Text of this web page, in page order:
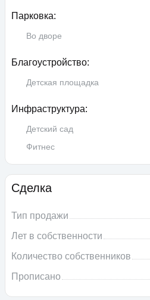
Парковка:
Во дворе
Благоустройство:
Детская площадка
Инфраструктура:
Детский сад
Фитнес
Сделка
Тип продажи
Лет в собственности
Количество собственников
Прописано